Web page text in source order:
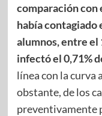
comparación con
había contagiado
alumnos, entre el
infectó el 0,71%
línea con la curva
obstante, de los
preventivamente